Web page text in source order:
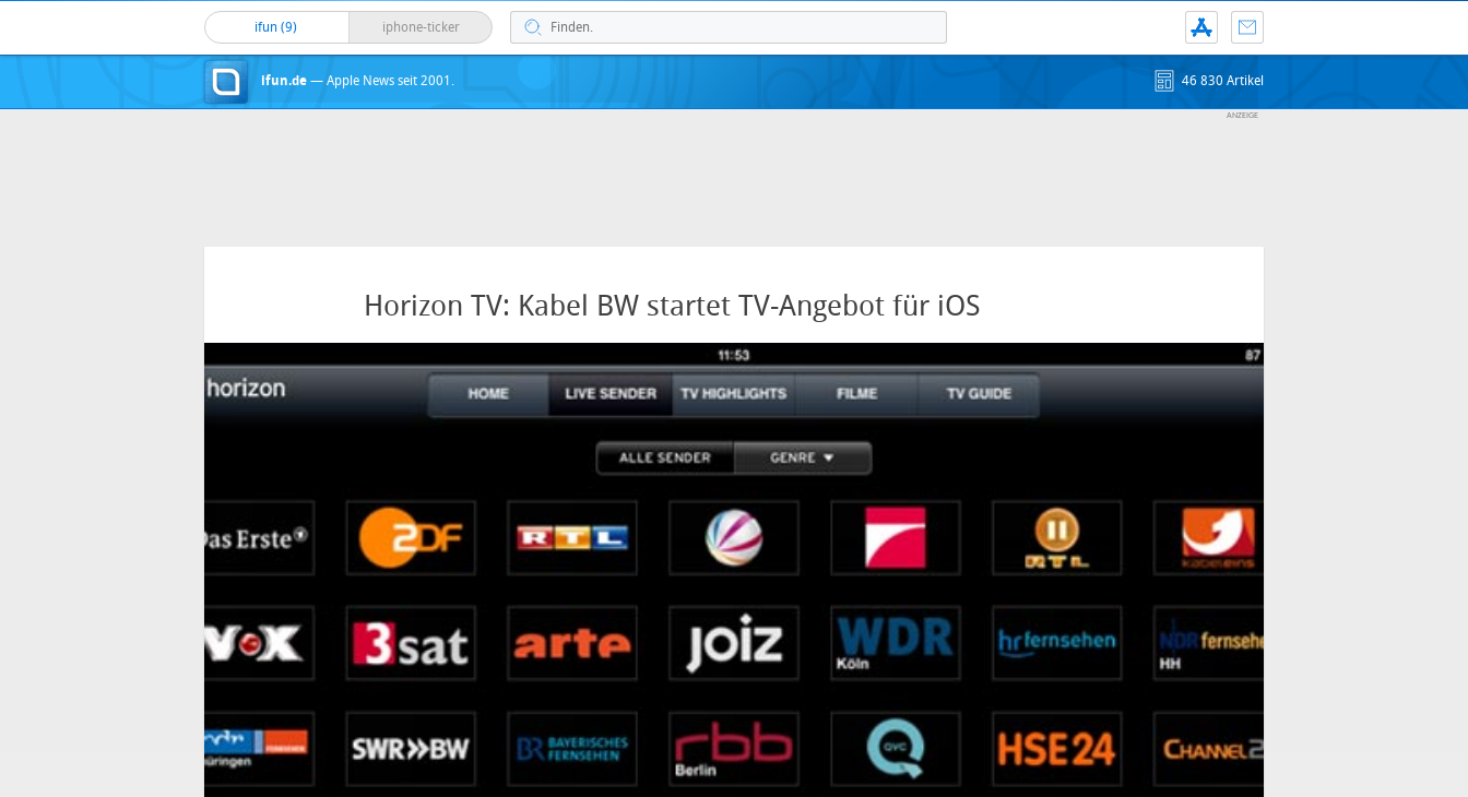
ifun (9) iphone-ticker
ifun.de — Apple News seit 2001. 46 830 Artikel
Horizon TV: Kabel BW startet TV-Angebot für iOS